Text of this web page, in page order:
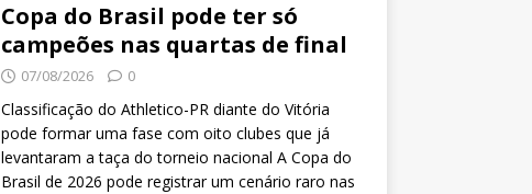
Copa do Brasil pode ter só
campeões nas quartas de final
07/08/2026 0
Classificação do Athletico-PR diante do Vitória
pode formar uma fase com oito clubes que já
levantaram a taça do torneio nacional A Copa do
Brasil de 2026 pode registrar um cenário raro nas